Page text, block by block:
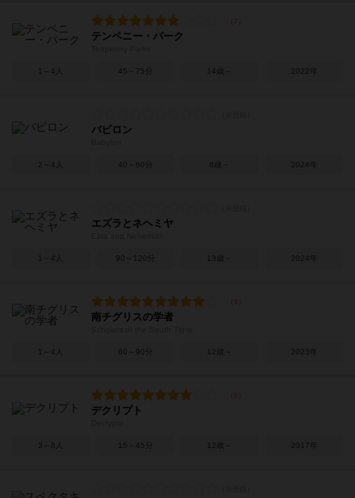
テンペニー・パーク
1～4人 45～75分 14歳～ 2022年
バビロン
2～4人 40～60分 8歳～ 2024年
エズラとネヘミヤ
1～4人 90～120分 13歳～ 2024年
南チグリスの学者
1～4人 60～90分 12歳～ 2023年
デクリプト
3～8人 15～45分 12歳～ 2017年